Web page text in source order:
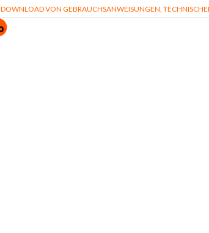
DOWNLOAD VON GEBRAUCHSANWEISUNGEN,